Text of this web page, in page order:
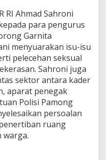
RI Ahmad Sahroni
para pengurus
Garnita
menyuarakan isu-isu
pelecehan seksual
Sahroni juga
sektor antara kader
aparat penegak
Polisi Pamong
persoalan
ruang